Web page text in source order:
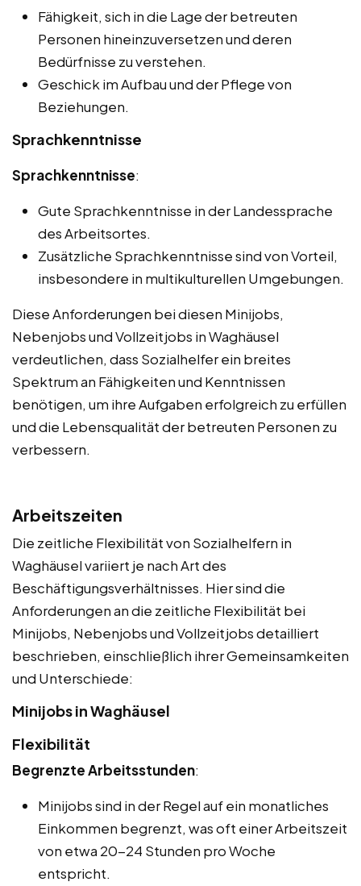
Fähigkeit, sich in die Lage der betreuten
Personen hineinzuversetzen und deren
Bedürfnisse zu verstehen.
Geschick im Aufbau und der Pflege von
Beziehungen.
Sprachkenntnisse
Sprachkenntnisse:
Gute Sprachkenntnisse in der Landessprache
des Arbeitsortes.
Zusätzliche Sprachkenntnisse sind von Vorteil,
insbesondere in multikulturellen Umgebungen.
Diese Anforderungen bei diesen Minijobs,
Nebenjobs und Vollzeitjobs in Waghäusel
verdeutlichen, dass Sozialhelfer ein breites
Spektrum an Fähigkeiten und Kenntnissen
benötigen, um ihre Aufgaben erfolgreich zu erfüllen
und die Lebensqualität der betreuten Personen zu
verbessern.
Arbeitszeiten
Die zeitliche Flexibilität von Sozialhelfern in
Waghäusel variiert je nach Art des
Beschäftigungsverhältnisses. Hier sind die
Anforderungen an die zeitliche Flexibilität bei
Minijobs, Nebenjobs und Vollzeitjobs detailliert
beschrieben, einschließlich ihrer Gemeinsamkeiten
und Unterschiede:
Minijobs in Waghäusel
Flexibilität
Begrenzte Arbeitsstunden:
Minijobs sind in der Regel auf ein monatliches
Einkommen begrenzt, was oft einer Arbeitszeit
von etwa 20-24 Stunden pro Woche
entspricht.